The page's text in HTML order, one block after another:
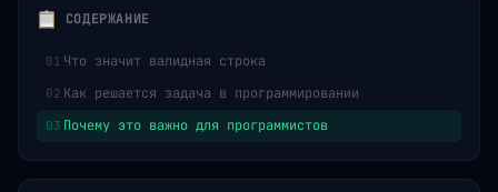
СОДЕРЖАНИЕ
01 Что значит валидная строка
02 Как решается задача в программировании
03 Почему это важно для программистов